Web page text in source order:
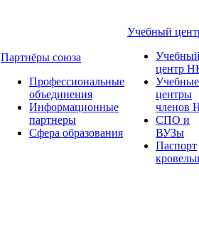
Партнёры союза
Профессиональные
объединения
Информационные
партнеры
Сфера образования
Учебный
центр
Учебные
центры
членов
СПО и
ВУЗы
Паспорт